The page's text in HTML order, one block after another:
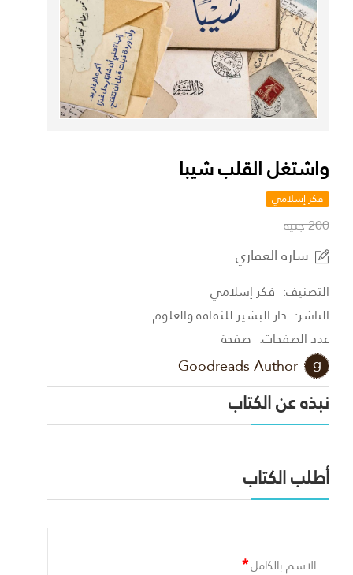
واشتغل القلب شيبا
فكر إسلامي
200 جنية
سارة العقاري
التصنيف: فكر إسلامي
الناشر: دار البشير للثقافة والعلوم
عدد الصفحات: صفحة
Goodreads Author
نبذه عن الكتاب
أطلب الكتاب
الاسم بالكامل*